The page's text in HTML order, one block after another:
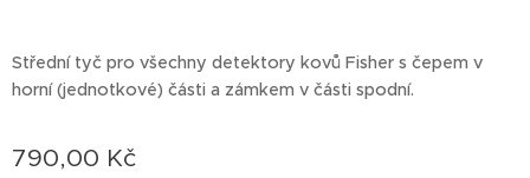
Střední tyč pro všechny detektory kovů Fisher s čepem v
horní (jednotkové) části a zámkem v části spodní.
790,00 Kč